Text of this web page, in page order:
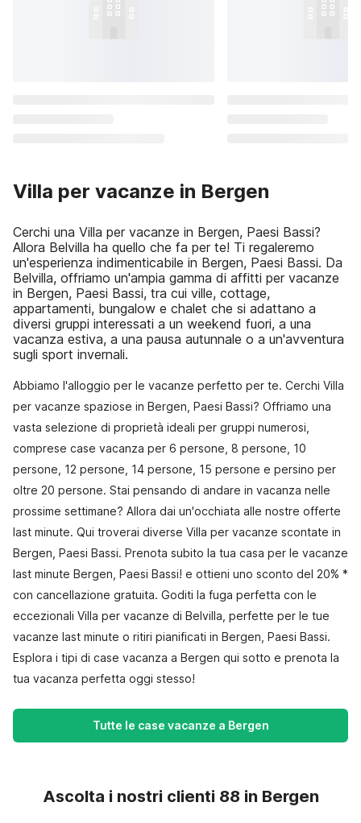
Villa per vacanze in Bergen
Cerchi una Villa per vacanze in Bergen, Paesi Bassi?
Allora Belvilla ha quello che fa per te! Ti regaleremo
un'esperienza indimenticabile in Bergen, Paesi Bassi. Da
Belvilla, offriamo un'ampia gamma di affitti per vacanze
in Bergen, Paesi Bassi, tra cui ville, cottage,
appartamenti, bungalow e chalet che si adattano a
diversi gruppi interessati a un weekend fuori, a una
vacanza estiva, a una pausa autunnale o a un'avventura
sugli sport invernali.
Abbiamo l'alloggio per le vacanze perfetto per te. Cerchi Villa
per vacanze spaziose in Bergen, Paesi Bassi? Offriamo una
vasta selezione di proprietà ideali per gruppi numerosi,
comprese case vacanza per 6 persone, 8 persone, 10
persone, 12 persone, 14 persone, 15 persone e persino per
oltre 20 persone. Stai pensando di andare in vacanza nelle
prossime settimane? Allora dai un'occhiata alle nostre offerte
last minute. Qui troverai diverse Villa per vacanze scontate in
Bergen, Paesi Bassi. Prenota subito la tua casa per le vacanze
last minute Bergen, Paesi Bassi! e ottieni uno sconto del 20% *
con cancellazione gratuita. Goditi la fuga perfetta con le
eccezionali Villa per vacanze di Belvilla, perfette per le tue
vacanze last minute o ritiri pianificati in Bergen, Paesi Bassi.
Esplora i tipi di case vacanza a Bergen qui sotto e prenota la
tua vacanza perfetta oggi stesso!
Tutte le case vacanze a Bergen
Ascolta i nostri clienti 88 in Bergen